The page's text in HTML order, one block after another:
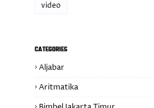
video
CATEGORIES
Aljabar
Aritmatika